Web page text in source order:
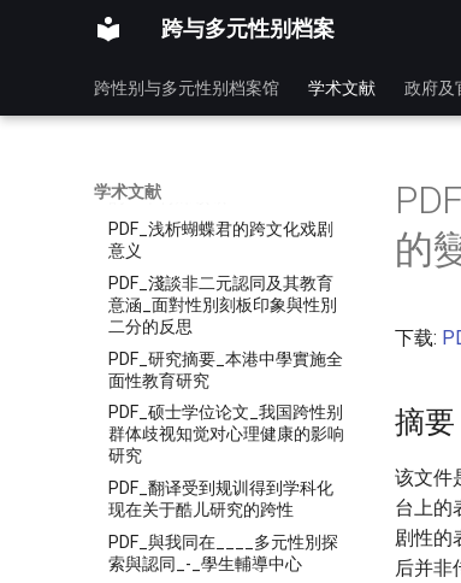
跨与多元性别档案
跨性别与多元性别档案馆 学术文献 政府及
学术文献
PDF_朱迪斯巴特勒与德国文学
PDF_杰克哈伯斯坦酷儿面孔摄
的一个特殊领域
PDF_浅析蝴蝶君的跨文化戏剧
意义
PDF_淺談非二元認同及其教育
意涵_面對性別刻板印象與性別
二分的反思
PDF_研究摘要_本港中學實施全
面性教育研究
PDF_硕士学位论文_我国跨性别
群体歧视知觉对心理健康的影响
研究
PDF_翻译受到规训得到学科化
现在关于酷儿研究的跨性
PDF_與我同在____多元性別探
索與認同_-_學生輔導中心
的
下载:
摘要
该文件
台上的
剧性的
后并非